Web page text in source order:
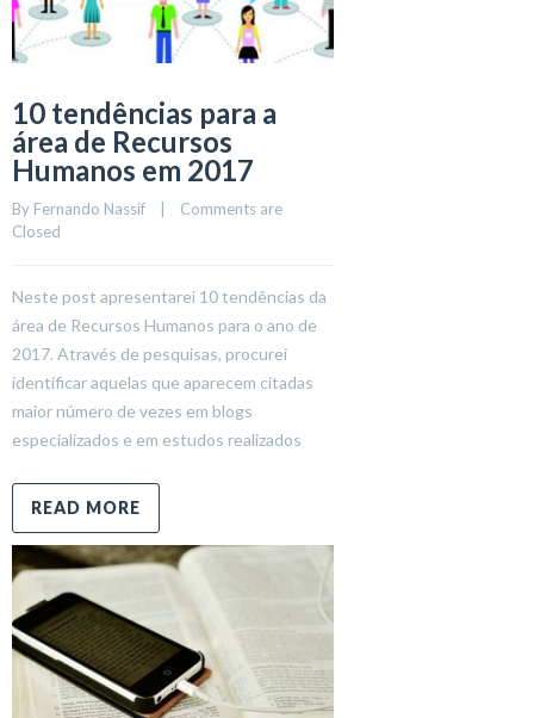
10 tendências para a
área de Recursos
Humanos em 2017
By Fernando Nassif
Comments are
Closed
Neste post apresentarei 10 tendências da
área de Recursos Humanos para o ano de
2017. Através de pesquisas, procurei
identificar aquelas que aparecem citadas
maior número de vezes em blogs
especializados e em estudos realizados
READ MORE